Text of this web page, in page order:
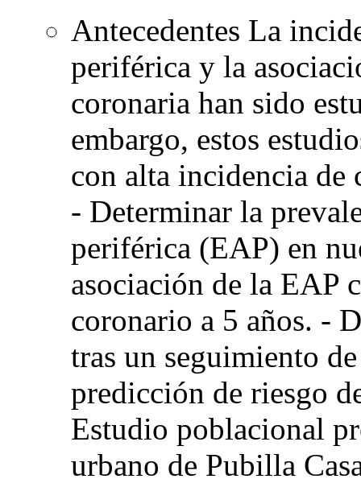
Antecedentes La
periférica y la
coronaria han sido
embargo, estos
con alta incidencia de
- Determinar la
periférica (EAP) en
asociación de la EAP
coronario a 5 años. -
tras un seguimiento
predicción de riesgo
Estudio poblacional
urbano de Pubilla